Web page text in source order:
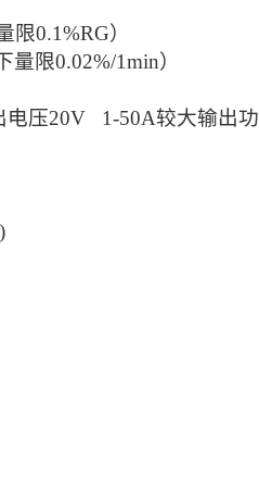
限0.1%RG）
限0.02%/1min）
电压20V 1-50A较大输出